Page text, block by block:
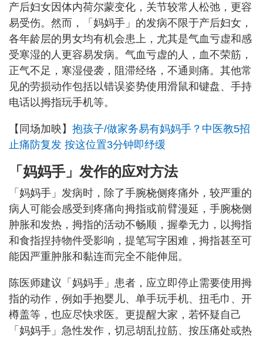
产后妇女因体内荷尔蒙变化，关节较常人松弛，更容
易受伤。然而，「妈妈手」的发病不限于产后妇女，
各年龄层的男女均有机会患上，尤其是气血亏虚和感
受寒湿的人更容易发病。气血亏虚的人，血不荣筋，
正气不足，寒湿侵袭，阻滞经络，不通则痛。其他常
见的劳损动作包括以错误姿势使用滑鼠和键盘、手持
电话以拇指玩手机等。
【同场加映】 抱孩子/做家务易有妈妈手？中医教5招
止痛防复发 按这位置3分钟即纾缓
「妈妈手」发作的应对方法
「妈妈手」发病时，除了手腕桡侧疼痛外，较严重的
病人可能会感受到疼痛向拇指或前臂漫延，手腕桡侧
肿胀和发热，拇指的活动不畅顺，握拳无力，以拇指
和食指捏持物件受影响，提笔写字困难，拇指甚至可
能因严重肿胀和黏连而完全不能伸屈。
陈医师建议「妈妈手」患者，应立即停止需要使用拇
指的动作，例如手抱婴儿、单手玩手机、扭毛巾、开
樽盖等，也应尽快求医。更提醒大家，若怀疑自己
「妈妈手」急性发作，切忌胡乱拉筋、按压痛处或热